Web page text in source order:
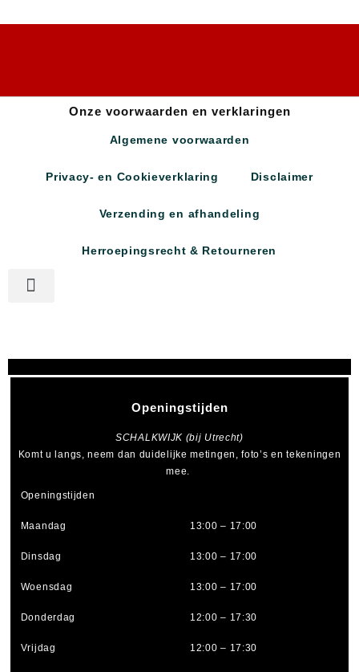
Onze voorwaarden en verklaringen
Algemene voorwaarden
Privacy- en Cookieverklaring Disclaimer
Verzending en afhandeling
Herroepingsrecht & Retourneren
Openingstijden
SCHALKWIJK (bij Utrecht)
Komt u langs, neem dan duidelijke metingen, foto’s en tekeningen
mee.
Openingstijden
Maandag 13:00 – 17:00
Dinsdag 13:00 – 17:00
Woensdag 13:00 – 17:00
Donderdag 12:00 – 17:30
Vrijdag 12:00 – 17:30